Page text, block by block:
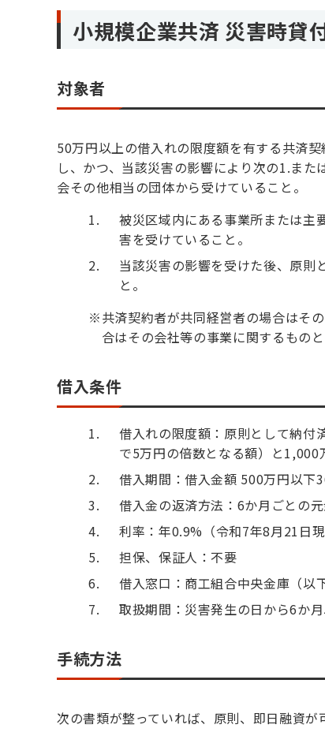
小規模企業共済 災害時貸
対象者
50万円以上の借入れの限度額を有する共済
し、かつ、当該災害の影響により次の1.ま
会その他相当の団体から受けていること。
被災区域内にある事業所または
害を受けていること。
当該災害の影響を受けた後、原
と。
※共済契約者が共同経営者の場合はそ
合はその会社等の事業に関するものと
借入条件
借入れの限度額：原則として納付
で5万円の倍数となる額）と1,000
借入期間：借入金額 500万円以下
借入金の返済方法：6か月ごとの
利率：年0.9%（令和7年8月21日現
担保、保証人：不要
借入窓口：商工組合中央金庫（以
取扱期間：災害発生の日から6か
手続方法
次の書類が整っていれば、原則、即日融資が